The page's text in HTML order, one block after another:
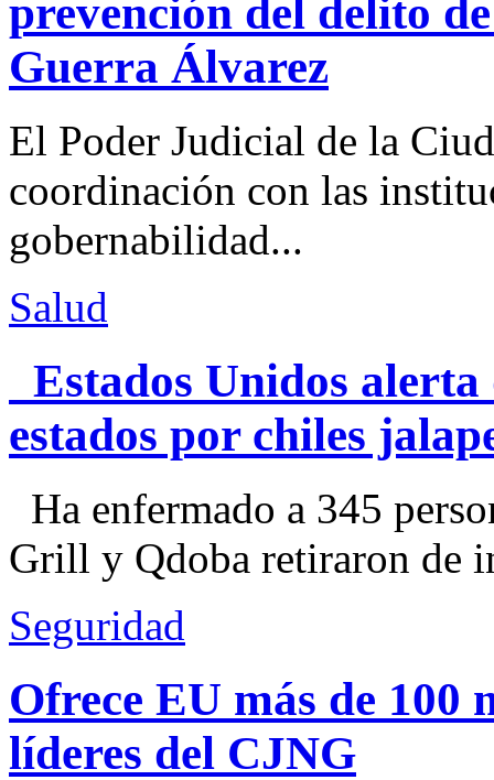
prevención del delito
Guerra Álvarez
El Poder Judicial de la
coordinación con las
gobernabilidad...
Salud
Estados Unidos alerta
estados por chiles
Ha enfermado a 345
Grill y Qdoba retiraron de
Seguridad
Ofrece EU más de 100
líderes del CJNG